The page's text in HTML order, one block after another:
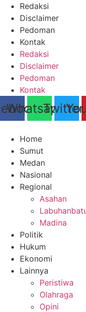
Lewati
konten
Redaksi
Disclaimer
Pedoman
Kontak
Redaksi
Disclaimer
Pedoman
Kontak
Whatsapp
Twitter
Home
Sumut
Medan
Nasional
Regional
Asahan
Madina
Politik
Hukum
Ekonomi
Lainnya
Peristiwa
Olahraga
Opini